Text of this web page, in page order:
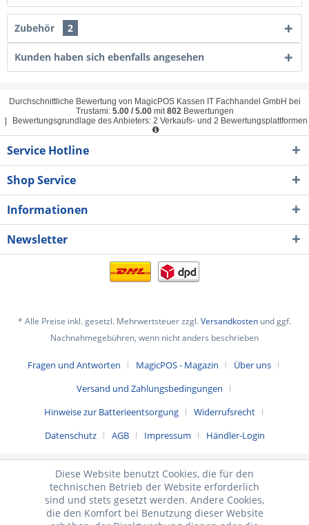
Zubehör 2
Kunden haben sich ebenfalls angesehen
Durchschnittliche Bewertung von MagicPOS Kassen IT Fachhandel GmbH bei
Trustami: 5.00/ 5.00mit802 Bewertungen
Bewertungsgrundlage des Anbieters: 2 Verkaufs- und 2 Bewertungsplattformen
Service Hotline
Shop Service
Informationen
Newsletter
* Alle Preise inkl. gesetzl. Mehrwertsteuer zzgl.Versandkosten und ggf.
Nachnahmegebühren, wenn nicht anders beschrieben
Fragen und Antworten MagicPOS - Magazin
Über uns
Versand und Zahlungsbedingungen
Hinweise zur Batterieentsorgung
Widerrufsrecht
Datenschutz
AGB Impressum Händler-Login
Diese Website benutzt Cookies, die für den
technischen Betrieb der Website erforderlich
sind und stets gesetzt werden. Andere Cookies,
die den Komfort bei Benutzung dieser Website